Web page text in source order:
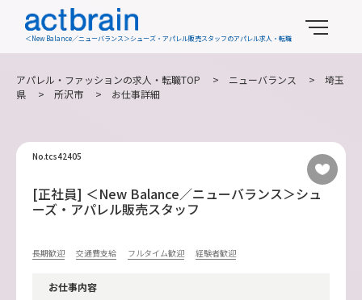
＜New Balance／ニューバランス＞シューズ・アパレル販売スタッフのアパレル求人・転職
アパレル・ファッションの求人・転職TOP > ニューバランス > 埼玉
県 > 所沢市 > お仕事詳細
No.tcs42405
[正社員] ＜New Balance／ニューバランス＞シュ
ーズ・アパレル販売スタッフ
長期歓迎 交通費支給 フルタイム歓迎 経験者歓迎
お仕事内容